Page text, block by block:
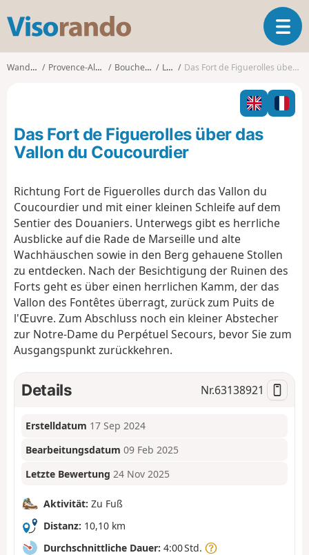
s
o
o
T
o
g
l
n
Wanderungen Provence-Alpes-Côte d'Azur Bouches-du-Rhône Le Rove Das Fort de Figuerolles über das Vallon du Coucourdier
Das Fort de Figuerolles über das
Vallon du Coucourdier
Richtung Fort de Figuerolles durch das Vallon du
Coucourdier und mit einer kleinen Schleife auf dem
Sentier des Douaniers. Unterwegs gibt es herrliche
Ausblicke auf die Rade de Marseille und alte
Wachhäuschen sowie in den Berg gehauene Stollen
zu entdecken. Nach der Besichtigung der Ruinen des
Forts geht es über einen herrlichen Kamm, der das
Vallon des Fontêtes überragt, zurück zum Puits de
l'Œuvre. Zum Abschluss noch ein kleiner Abstecher
zur Notre-Dame du Perpétuel Secours, bevor Sie zum
Ausgangspunkt zurückkehren.
Details Nr.63138921
Erstelldatum 17 Sep 2024
Bearbeitungsdatum 09 Feb 2025
Letzte Bewertung 24 Nov 2025
Aktivität: Zu Fuß
Distanz: 10,10 km
Durchschnittliche Dauer: 4:00 Std.